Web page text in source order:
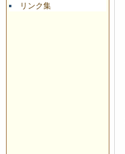
リンク集